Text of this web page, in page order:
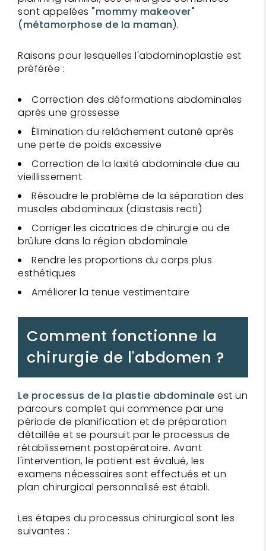
sont appelées "mommy makeover"
(métamorphose de la maman).
Raisons pour lesquelles l'abdominoplastie est
préférée :
Correction des déformations abdominales
après une grossesse
Élimination du relâchement cutané après
une perte de poids excessive
Correction de la laxité abdominale due au
vieillissement
Résoudre le problème de la séparation des
muscles abdominaux (diastasis recti)
Corriger les cicatrices de chirurgie ou de
brûlure dans la région abdominale
Rendre les proportions du corps plus
esthétiques
Améliorer la tenue vestimentaire
Comment fonctionne la
chirurgie de l'abdomen ?
Le processus de la plastie abdominale est un
parcours complet qui commence par une
période de planification et de préparation
détaillée et se poursuit par le processus de
rétablissement postopératoire. Avant
l'intervention, le patient est évalué, les
examens nécessaires sont effectués et un
plan chirurgical personnalisé est établi.
Les étapes du processus chirurgical sont les
suivantes :